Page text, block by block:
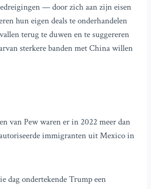
— door zich aan zijn eisen
hun eigen deals te onderhandelen
terug te duwen en te suggereren
sterkere banden met China willen
van Pew waren er in 2022 meer dan
immigranten uit Mexico in
dag ondertekende Trump een